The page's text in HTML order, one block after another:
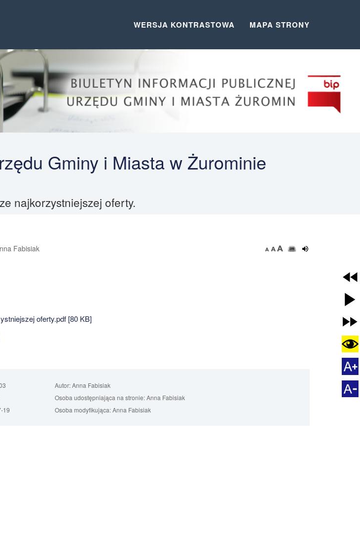
WERSJA KONTRASTOWA MAPA STRONY
Gminy i Miasta w Żurominie
najkorzystniejszej oferty.
Fabisiak
oferty.pdf [80 KB]
Autor:Anna Fabisiak
Osoba udostępniająca na stronie:Anna Fabisiak
19 Osoba modyfikująca:Anna Fabisiak